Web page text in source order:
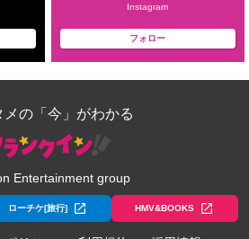
Instagram
フォロー
メの「今」がわかる
Entertainment group
ローチケ[旅行] HMV&BOOKS